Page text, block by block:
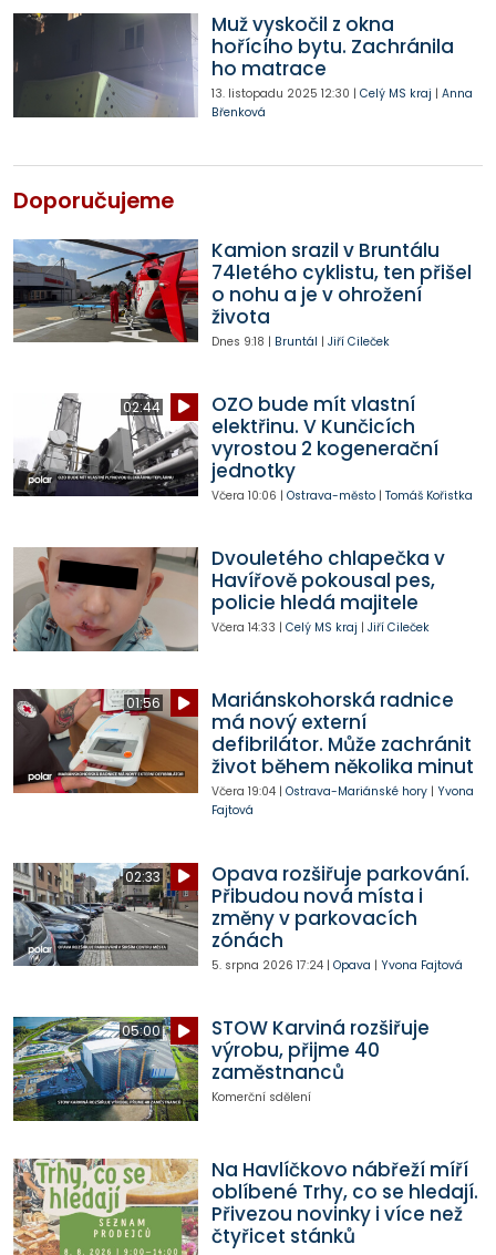
Muž vyskočil z okna
hořícího bytu. Zachránila
ho matrace
13. listopadu 2025 12:30 | Celý MS kraj | Anna
Břenková
Doporučujeme
Kamion srazil v Bruntálu
74letého cyklistu, ten přišel
o nohu a je v ohrožení
života
Dnes 9:18 | Bruntál | Jiří Cileček
02:44
OZO bude mít vlastní
elektřinu. V Kunčicích
vyrostou 2 kogenerační
jednotky
Včera 10:06 | Ostrava-město| Tomáš Kořistka
Dvouletého chlapečka v
Havířově pokousal pes,
policie hledá majitele
Včera 14:33 | Celý MS kraj | Jiří Cileček
01:56
Mariánskohorská radnice
má nový externí
defibrilátor. Může zachránit
život během několika minut
Včera 19:04| Ostrava-Mariánské hory| Yvona
Fajtová
02:33
Opava rozšiřuje parkování.
Přibudou nová místa i
změny v parkovacích
zónách
5. srpna 2026 17:24| Opava | Yvona Fajtová
05:00
STOW Karviná rozšiřuje
výrobu, přijme 40
zaměstnanců
Komerční sdělení
Na Havlíčkovo nábřeží míří
oblíbené Trhy, co se hledají.
Přivezou novinky i více než
čtyřicet stánků